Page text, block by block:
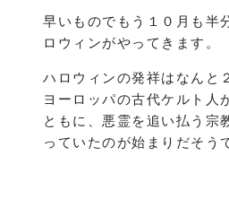
早いものでもう１０月も半
ロウィンがやってきます。
ハロウィンの発祥はなんと
ヨーロッパの古代ケルト人
ともに、悪霊を追い払う宗
っていたのが始まりだそう